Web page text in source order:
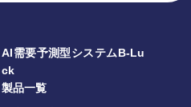
AI需要予測型システムB-Lu
ck
製品一覧